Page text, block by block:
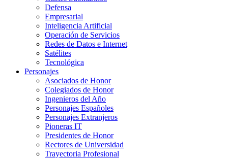
Defensa
Empresarial
Inteligencia Artificial
Operación de Servicios
Redes de Datos e Internet
Satélites
Tecnológica
Personajes
Asociados de Honor
Colegiados de Honor
Ingenieros del Año
Personajes Españoles
Personajes Extranjeros
Pioneras IT
Presidentes de Honor
Rectores de Universidad
Trayectoria Profesional